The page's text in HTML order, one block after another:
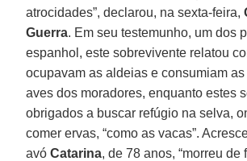
atrocidades”, declarou, na sexta-feira,
Guerra. Em seu testemunho, um dos
espanhol, este sobrevivente relatou
ocupavam as aldeias e consumiam
aves dos moradores, enquanto estes
obrigados a buscar refúgio na selva,
comer ervas, “como as vacas”.
avóCatarina, de 78 anos, “morreu de